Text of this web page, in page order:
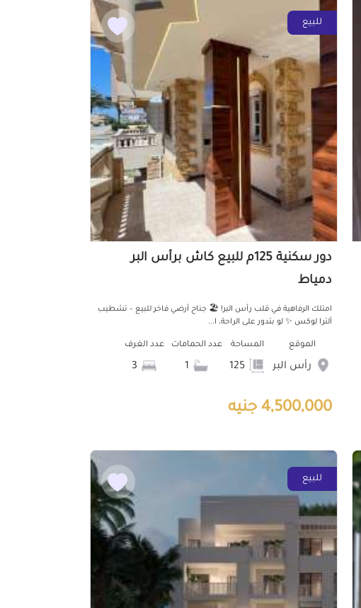
للبيع
دور سكنية 125م للبيع كاش برأس البر
دمياط
امتلك الرفاهية في قلب رأس البر! 🏖️ جناح أرضي فاخر للبيع – تشطيب
ألترا لوكس ✨ لو بتدور على الراحة، ا...
الموقع
رأس البر
المساحة عدد الحمامات عدد الغرف
4,500,000 جنيه
للبيع